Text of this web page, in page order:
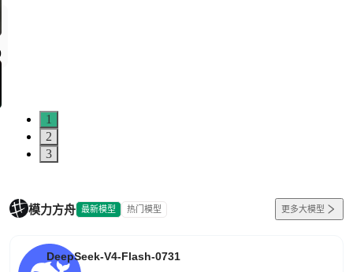
1
2
3
模力方舟 最新模型 热门模型 更多大模型
DeepSeek-V4-Flash-0731